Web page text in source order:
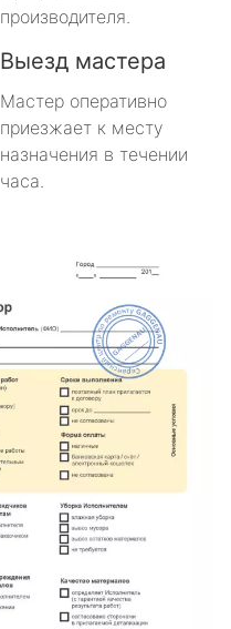
производителя.
Выезд мастера
Мастер оперативно
приезжает к месту
назначения в течении
часа.